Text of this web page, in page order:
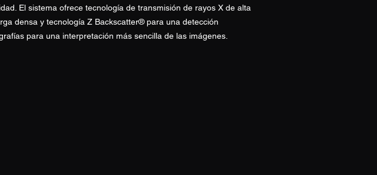
El sistema ofrece tecnología de transmisión de rayos X de alta
densa y tecnología Z Backscatter® para una detección
para una interpretación más sencilla de las imágenes.